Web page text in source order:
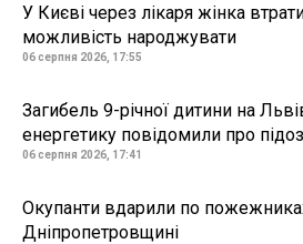
У Києві через лікаря жінка
можливість народжувати
06 серпня 2026, 17:55
Загибель 9-річної дитини на
енергетику повідомили про
06 серпня 2026, 17:41
Окупанти вдарили по
Дніпропетровщині